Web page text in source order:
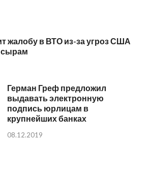
жалобу в ВТО из-за угроз США
сырам
Герман Греф предложил
выдавать электронную
подпись юрлицам в
крупнейших банках
08.12.2019